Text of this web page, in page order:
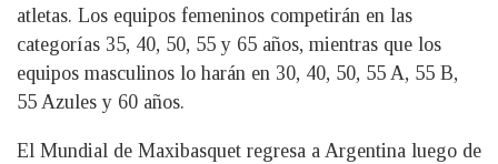
atletas. Los equipos femeninos competirán en las
categorías 35, 40, 50, 55 y 65 años, mientras que los
equipos masculinos lo harán en 30, 40, 50, 55 A, 55 B,
55 Azules y 60 años.
El Mundial de Maxibasquet regresa a Argentina luego de